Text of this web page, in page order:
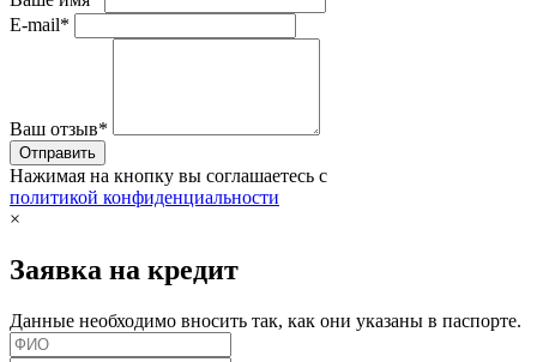
E-mail*
Ваш отзыв*
Нажимая на кнопку вы соглашаетесь с
политикой конфиденциальности
×
Заявка на кредит
Данные необходимо вносить так, как они указаны в паспорте.